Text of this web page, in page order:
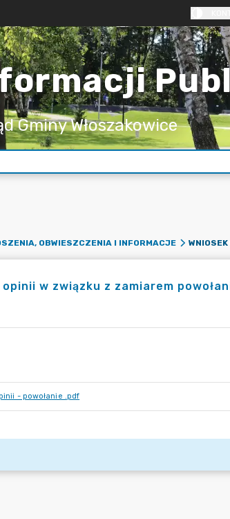
Gminy Włoszakowice
OBWIESZCZENIA I INFORMACJE
w związku z zamiarem
- powołanie .pdf